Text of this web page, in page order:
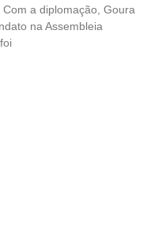
a diplomação, Goura
na Assembleia